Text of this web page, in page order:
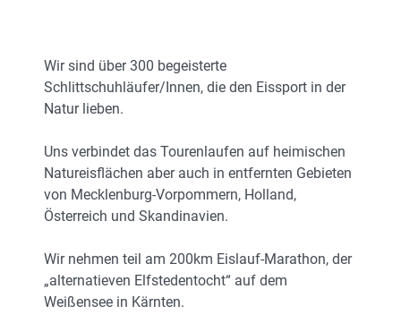
Wir sind über 300 begeisterte
Schlittschuhläufer/Innen, die den Eissport in der
Natur lieben.
Uns verbindet das Tourenlaufen auf heimischen
Natureisflächen aber auch in entfernten Gebieten
von Mecklenburg-Vorpommern, Holland,
Österreich und Skandinavien.
Wir nehmen teil am 200km Eislauf-Marathon, der
„alternatieven Elfstedentocht“ auf dem
Weißensee in Kärnten.